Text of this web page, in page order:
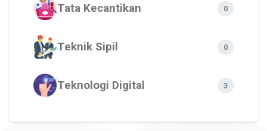
Tata Kecantikan 0
Teknik Sipil 0
Teknologi Digital 3